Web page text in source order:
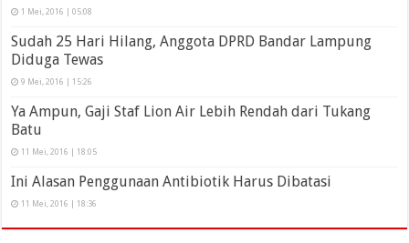
1 Mei, 2016 | 05:08
Sudah 25 Hari Hilang, Anggota DPRD Bandar Lampung
Diduga Tewas
9 Mei, 2016 | 15:26
Ya Ampun, Gaji Staf Lion Air Lebih Rendah dari Tukang
Batu
11 Mei, 2016 | 18:05
Ini Alasan Penggunaan Antibiotik Harus Dibatasi
11 Mei, 2016 | 18:36